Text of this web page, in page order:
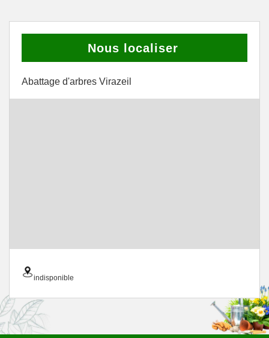
Nous localiser
Abattage d'arbres Virazeil
indisponible